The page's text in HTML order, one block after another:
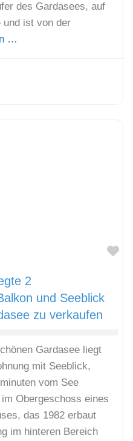
des Gardasees, auf
und ist von der
…
2
und Seeblick
zu verkaufen
Gardasee liegt
mit Seeblick,
vom See
Obergeschoss eines
das 1982 erbaut
im hinteren Bereich